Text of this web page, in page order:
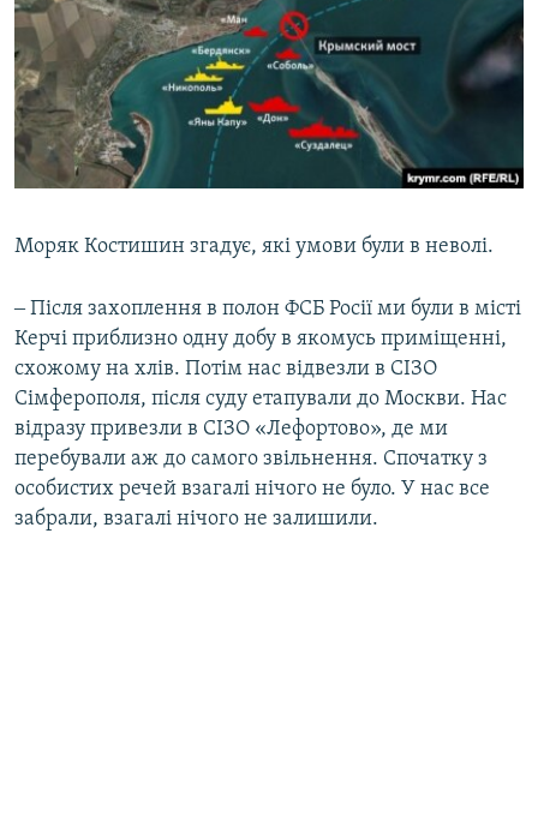
Моряк Костишин згадує, які умови були в неволі.
‒ Після захоплення в полон ФСБ Росії ми були в місті
Керчі приблизно одну добу в якомусь приміщенні,
схожому на хлів. Потім нас відвезли в СІЗО
Сімферополя, після суду етапували до Москви. Нас
відразу привезли в СІЗО «Лефортово», де ми
перебували аж до самого звільнення. Спочатку з
особистих речей взагалі нічого не було. У нас все
забрали, взагалі нічого не залишили.